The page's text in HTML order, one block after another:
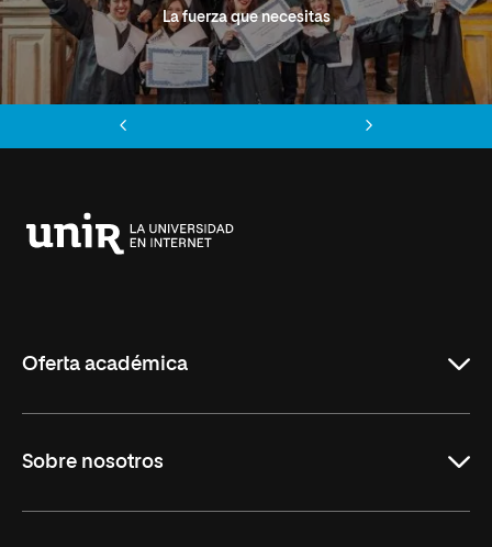
La fuerza que necesitas
Oferta académica
Másteres Oficiales
Másteres Propios
Sobre nosotros